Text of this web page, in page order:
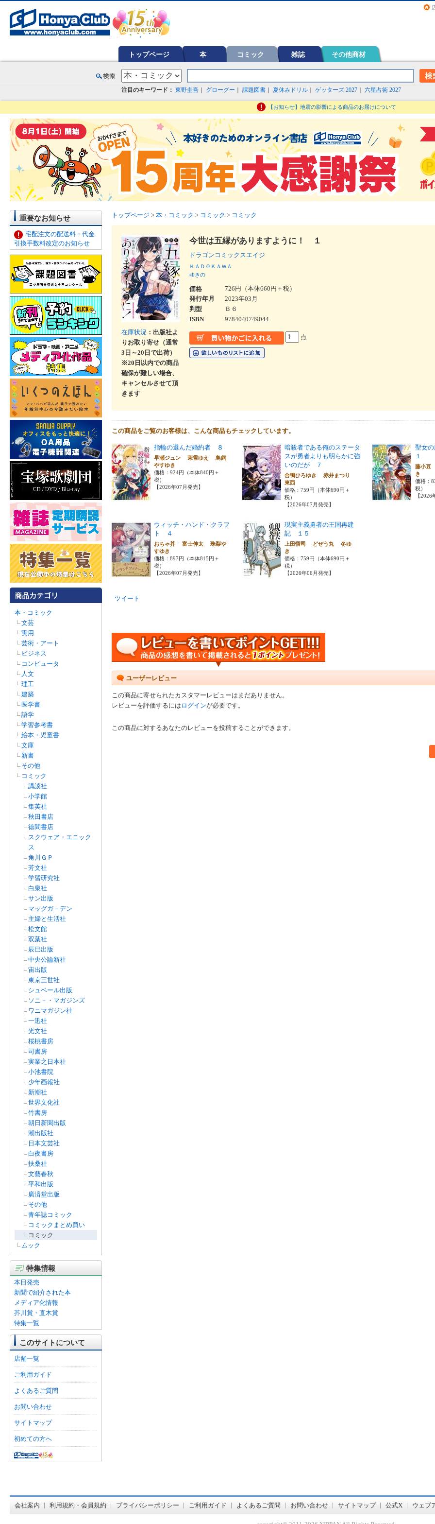
トップページ 本 コミック 雑誌 その他商材
注目のキーワード： 東野圭吾 グローグー 課題図書 夏休みドリル ゲッターズ 2027 六星占術 2027
【お知らせ】地震の影響による商品のお届けについて
重要なお知らせ
宅配注文の配送料・代金
引換手数料改定のお知らせ
本・コミック
文芸
実用
芸術・アート
ビジネス
コンピュータ
人文
理工
建築
医学書
語学
学習参考書
絵本・児童書
文庫
新書
その他
コミック
講談社
小学館
集英社
秋田書店
徳間書店
スクウェア・エニック
ス
角川ＧＰ
芳文社
学習研究社
白泉社
サン出版
マッグガ－デン
主婦と生活社
松文館
双葉社
辰巳出版
中央公論新社
宙出版
東京三世社
シュベール出版
ソニ－・マガジンズ
ワニマガジン社
一迅社
光文社
桜桃書房
司書房
実業之日本社
小池書院
少年画報社
新潮社
世界文化社
竹書房
朝日新聞出版
潮出版社
日本文芸社
白夜書房
扶桑社
文藝春秋
平和出版
廣済堂出版
その他
青年誌コミック
コミックまとめ買い
コミック
ムック
特集情報
本日発売
新聞で紹介された本
メディア化情報
芥川賞・直木賞
特集一覧
このサイトについて
店舗一覧
ご利用ガイド
よくあるご質問
お問い合わせ
サイトマップ
初めての方へ
トップページ > 本・コミック > コミック > コミック
在庫状況 ：出版社よ
りお取り寄せ（通常
3日～20日で出荷）
※20日以内での商品
確保が難しい場合、
キャンセルさせて頂
きます
今世は五縁がありますように！ １
ドラゴンコミックスエイジ
ＫＡＤＯＫＡＷＡ
ゆきの
価格
726円（本体660円＋税）
発行年月
2023年03月
判型
Ｂ６
ISBN
9784040749044
点
この商品をご覧のお客様は、こんな商品もチェックしています。
指輪の選んだ婚約者 ８
早瀬ジュン 茉雪ゆえ 鳥飼
やすゆき
価格：924円（本体840円＋
税）
【2026年07月発売】
暗殺者である俺のステータ
スが勇者よりも明らかに強
いのだが ７
合鴨ひろゆき 赤井まつり
東西
価格：759円（本体690円＋
税）
【2026年07月発売】
聖女
１
藤小豆
き
価格：
税）
【2026
ウィッチ・ハンド・クラフ
ト ４
おちゃ芥 富士伸太 珠梨や
すゆき
価格：897円（本体815円＋
税）
【2026年07月発売】
現実主義勇者の王国再建
記 １５
上田悟司 どぜう丸 冬ゆ
き
価格：759円（本体690円＋
税）
【2026年06月発売】
ツイート
ユーザーレビュー
この商品に寄せられたカスタマーレビューはまだありません。
レビューを評価するには ログインが必要です。
この商品に対するあなたのレビューを投稿することができます。
会社案内 利用規約・会員規約 プライバシーポリシー ご利用ガイド よくあるご質問 お問い合わせ サイトマップ 公式X ウェブ